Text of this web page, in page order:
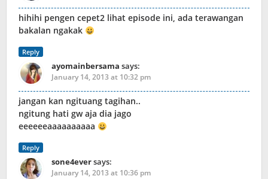
hihihi pengen cepet2 lihat episode ini, ada terawangan
bakalan ngakak
Reply
ayomainbersama says:
January 14, 2013 at 10:32 pm
jangan kan ngituang tagihan..
ngitung hati gw aja dia jago
eeeeeeaaaaaaaaaa
Reply
sone4eversays:
January 14, 2013 at 10:36 pm